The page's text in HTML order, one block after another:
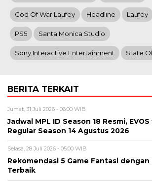
God Of War Laufey Headline Laufey
PS5 Santa Monica Studio
Sony Interactive Entertainment State
BERITA TERKAIT
Jumat, 31 Juli 2026 - 06:00 WIB
Jadwal MPL ID Season 18 Resmi, EVOS
Regular Season 14 Agustus 2026
Selasa, 28 Juli 2026 - 05:00 WIB
Rekomendasi 5 Game Fantasi dengan
Terbaik